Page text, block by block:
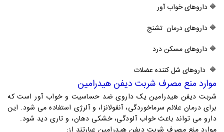
🔷 داروهای خواب آور
🔷 داروهای درمان تشنج
🔷 داروهای مسکن درد
🔷 داروهای شل کننده عضلات
موارد منع مصرف شربت دیفن هیدرامین
شربت دیفن هیدرامین یک داروی ضد حساسیت و خواب آور است که
برای درمان علائم سرماخوردگی، آنفولانزا، و آلرژی استفاده می شود. این
دارو می تواند باعث خواب آلودگی، خشکی دهان، و تاری دید شود.